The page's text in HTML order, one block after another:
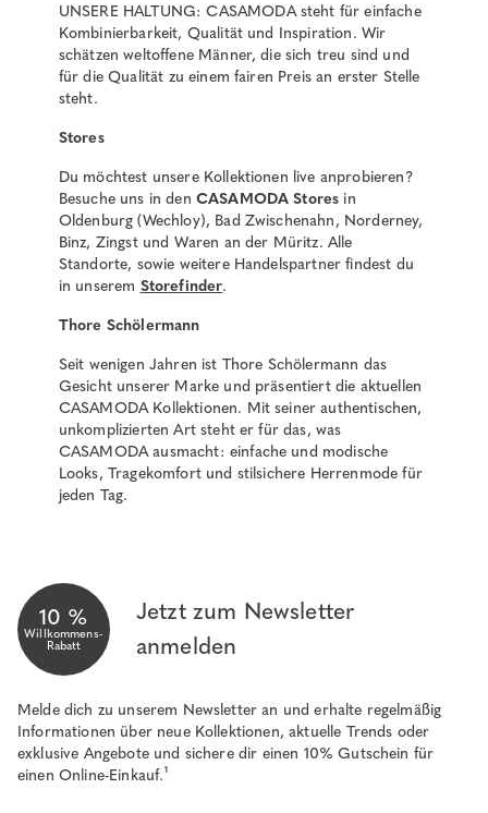
UNSERE HALTUNG: CASAMODA steht für einfache
Kombinierbarkeit, Qualität und Inspiration. Wir
schätzen weltoffene Männer, die sich treu sind und
für die Qualität zu einem fairen Preis an erster Stelle
steht.
Stores
Du möchtest unsere Kollektionen live anprobieren?
Besuche uns in den CASAMODA Stores in
Oldenburg (Wechloy), Bad Zwischenahn, Norderney,
Binz, Zingst und Waren an der Müritz. Alle
Standorte, sowie weitere Handelspartner findest du
in unserem Storefinder.
Thore Schölermann
Seit wenigen Jahren ist Thore Schölermann das
Gesicht unserer Marke und präsentiert die aktuellen
CASAMODA Kollektionen. Mit seiner authentischen,
unkomplizierten Art steht er für das, was
CASAMODA ausmacht: einfache und modische
Looks, Tragekomfort und stilsichere Herrenmode für
jeden Tag.
10 %
Willkommens-
Rabatt
Jetzt zum Newsletter
anmelden
Melde dich zu unserem Newsletter an und erhalte regelmäßig
Informationen über neue Kollektionen, aktuelle Trends oder
exklusive Angebote und sichere dir einen 10% Gutschein für
einen Online-Einkauf.¹